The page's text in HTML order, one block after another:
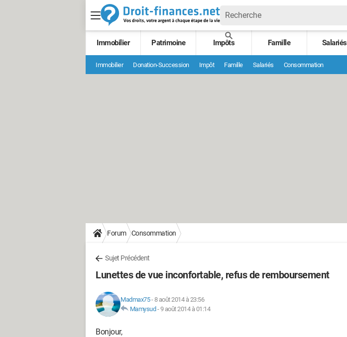
Immobilier Patrimoine Impôts Famille Salariés
Immobilier Donation-Succession Impôt Famille Salariés Consommation
Forum Consommation
Sujet Précédent
Lunettes de vue inconfortable, refus de remboursement
Madmax75-8 août 2014 à 23:56
Mamysud -9 août 2014 à 01:14
Bonjour,